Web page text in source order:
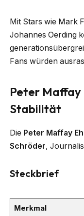
Mit Stars wie Mark
Johannes Oerding
Fans würden
Peter Maffay
Stabilität
Die Peter Maffay
Schröder,
Steckbrief
Merkmal